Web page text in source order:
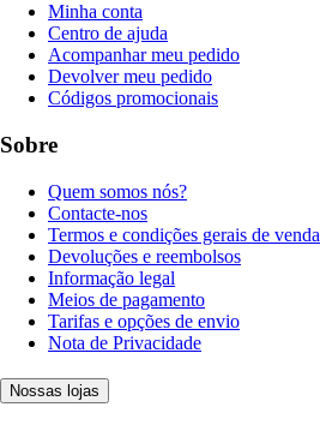
Minha conta
Centro de ajuda
Acompanhar meu pedido
Devolver meu pedido
Códigos promocionais
Sobre
Quem somos nós?
Contacte-nos
Termos e condições gerais de venda
Devoluções e reembolsos
Informação legal
Meios de pagamento
Tarifas e opções de envio
Nota de Privacidade
Nossas lojas